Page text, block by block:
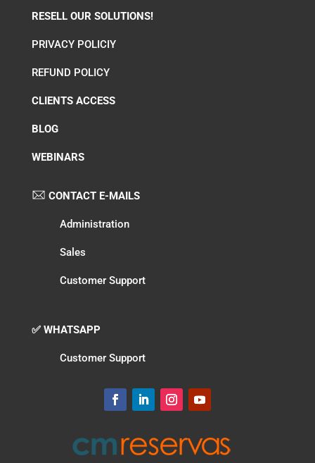
RESELL OUR SOLUTIONS!
PRIVACY POLICIY
REFUND POLICY
CLIENTS ACCESS
BLOG
WEBINARS
CONTACT E-MAILS
Administration
Sales
Customer Support
✅ WHATSAPP
Customer Support